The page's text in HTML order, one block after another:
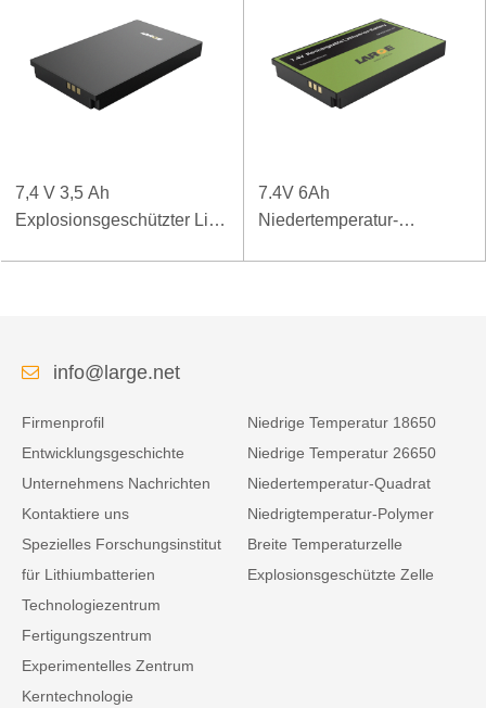
7,4 V 3,5 Ah
Explosionsgeschützter Li-
7.4V 6Ah
Niedertemperatur-
info@large.net
Firmenprofil
Entwicklungsgeschichte
Unternehmens Nachrichten
Kontaktiere uns
Spezielles Forschungsinstitut
für Lithiumbatterien
Technologiezentrum
Fertigungszentrum
Experimentelles Zentrum
Kerntechnologie
Niedrige Temperatur 18650
Niedrige Temperatur 26650
Niedertemperatur-Quadrat
Niedrigtemperatur-Polymer
Breite Temperaturzelle
Explosionsgeschützte Zelle